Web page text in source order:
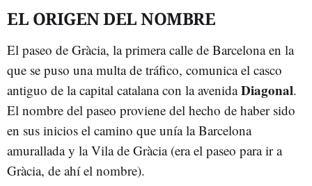
EL ORIGEN DEL NOMBRE
El paseo de Gràcia, la primera calle de Barcelona en la
que se puso una multa de tráfico, comunica el casco
antiguo de la capital catalana con la avenidaDiagonal.
El nombre del paseo proviene del hecho de haber sido
en sus inicios el camino que unía la Barcelona
amurallada y la Vila de Gràcia (era el paseo para ir a
Gràcia, de ahí el nombre).